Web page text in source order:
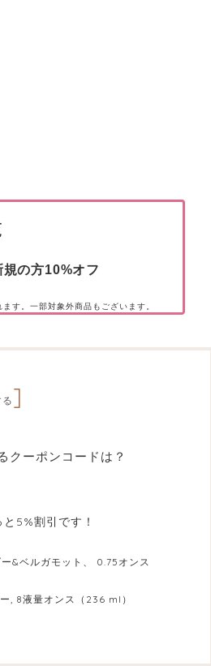
の方10%オフ
す。一部対象外商品もございます。
]
ーポンコードは？
5%割引です！
&ベルガモット、 0.75オンス
, 8液量オンス（236 ml）